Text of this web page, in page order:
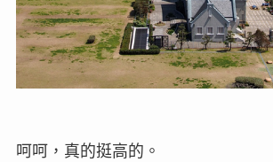
呵呵，真的挺高的。